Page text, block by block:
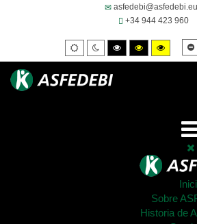
+34 944 423 960
Default
mode
Night
mode
High
contrast
black/white
High
contrast
black/yellow
High
contrast
yellow/
Sobre
Historia de